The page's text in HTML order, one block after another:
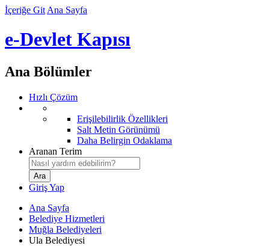
İçeriğe Git Ana Sayfa
e-Devlet Kapısı
Ana Bölümler
Hızlı Çözüm
Erişilebilirlik Özellikleri
Salt Metin Görünümü
Daha Belirgin Odaklama
Aranan Terim
Giriş Yap
Ana Sayfa
Belediye Hizmetleri
Muğla Belediyeleri
Ula Belediyesi